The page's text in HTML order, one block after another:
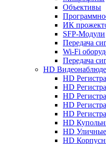
Объективы
ИК
SFP-Модули
Передача
Wi-Fi
Передача
HD
HD
HD
HD
HD
HD
HD
HD
HD